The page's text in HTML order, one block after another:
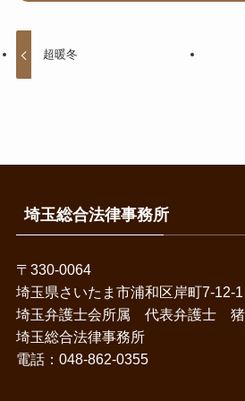
超暖冬
埼玉総合法律事務所
〒330-0064
埼玉県さいたま市浦和区岸町7-12-
埼玉弁護士会所属 代表弁護士
埼玉総合法律事務所
電話：048-862-0355